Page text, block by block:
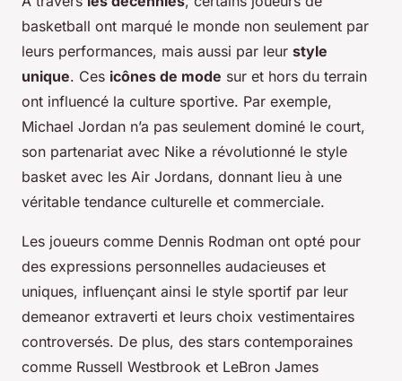
basketball ont marqué le monde non seulement par
leurs performances, mais aussi par leur style
unique. Ces icônes de mode sur et hors du terrain
ont influencé la culture sportive. Par exemple,
Michael Jordan n’a pas seulement dominé le court,
son partenariat avec Nike a révolutionné le style
basket avec les Air Jordans, donnant lieu à une
véritable tendance culturelle et commerciale.
Les joueurs comme Dennis Rodman ont opté pour
des expressions personnelles audacieuses et
uniques, influençant ainsi le style sportif par leur
demeanor extraverti et leurs choix vestimentaires
controversés. De plus, des stars contemporaines
comme Russell Westbrook et LeBron James